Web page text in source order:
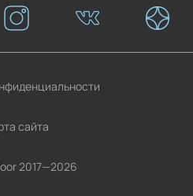
2017—2026
сайта